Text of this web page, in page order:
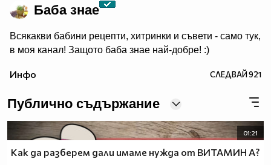
Баба знае
Всякакви бабини рецепти, хитринки и съвети - само тук,
в моя канал! Защото баба знае най-добре! :)
Инфо СЛЕДВАЙ921
Публично съдържание
01:21
Как да разберем дали имаме нужда от ВИТАМИН А?